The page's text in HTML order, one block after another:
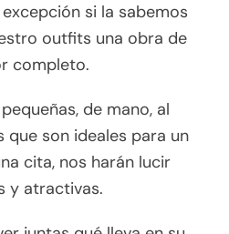
si la sabemos
outfits una obra de
completo.
de mano, al
son ideales para un
cita, nos harán lucir
y atractivas.